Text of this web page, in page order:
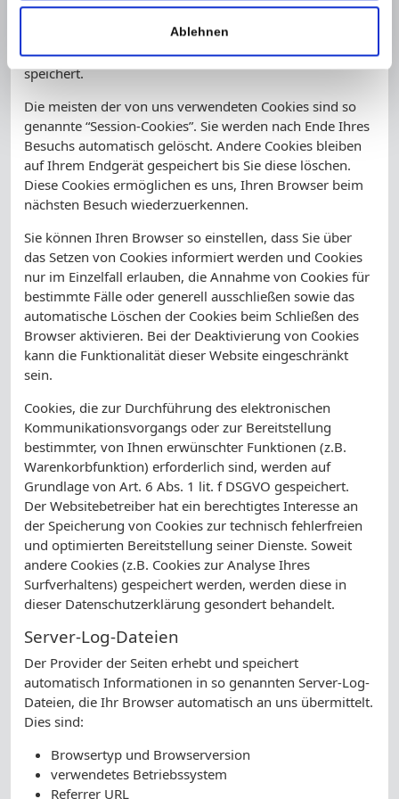
Ablehnen
dazu, unser Angebot nutzerfreundlicher, effektiver und
sicherer zu machen. Cookies sind kleine Textdateien, die
auf Ihrem Rechner abgelegt werden und die Ihr Browser
speichert.
Die meisten der von uns verwendeten Cookies sind so
genannte “Session-Cookies”. Sie werden nach Ende Ihres
Besuchs automatisch gelöscht. Andere Cookies bleiben
auf Ihrem Endgerät gespeichert bis Sie diese löschen.
Diese Cookies ermöglichen es uns, Ihren Browser beim
nächsten Besuch wiederzuerkennen.
Sie können Ihren Browser so einstellen, dass Sie über
das Setzen von Cookies informiert werden und Cookies
nur im Einzelfall erlauben, die Annahme von Cookies für
bestimmte Fälle oder generell ausschließen sowie das
automatische Löschen der Cookies beim Schließen des
Browser aktivieren. Bei der Deaktivierung von Cookies
kann die Funktionalität dieser Website eingeschränkt
sein.
Cookies, die zur Durchführung des elektronischen
Kommunikationsvorgangs oder zur Bereitstellung
bestimmter, von Ihnen erwünschter Funktionen (z.B.
Warenkorbfunktion) erforderlich sind, werden auf
Grundlage von Art. 6 Abs. 1 lit. f DSGVO gespeichert.
Der Websitebetreiber hat ein berechtigtes Interesse an
der Speicherung von Cookies zur technisch fehlerfreien
und optimierten Bereitstellung seiner Dienste. Soweit
andere Cookies (z.B. Cookies zur Analyse Ihres
Surfverhaltens) gespeichert werden, werden diese in
dieser Datenschutzerklärung gesondert behandelt.
Server-Log-Dateien
Der Provider der Seiten erhebt und speichert
automatisch Informationen in so genannten Server-Log-
Dateien, die Ihr Browser automatisch an uns übermittelt.
Dies sind:
Browsertyp und Browserversion
verwendetes Betriebssystem
Referrer URL